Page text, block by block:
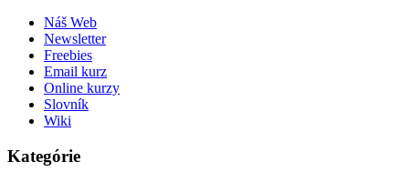
Náš Web
Newsletter
Freebies
Email kurz
Online kurzy
Slovník
Wiki
Kategórie